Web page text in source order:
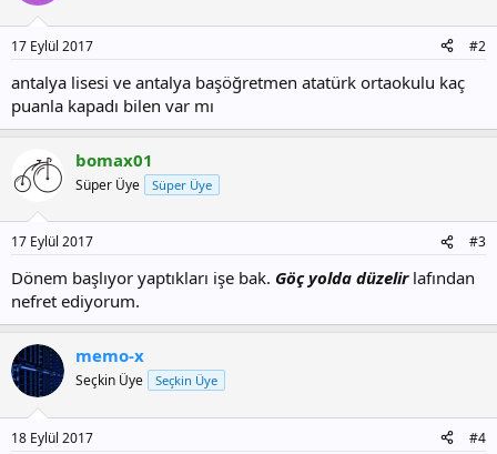
17 Eylül 2017 #2
antalya lisesi ve antalya başöğretmen atatürk ortaokulu kaç
puanla kapadı bilen var mı
bomax01
Süper Üye Süper Üye
17 Eylül 2017 #3
Dönem başlıyor yaptıkları işe bak. Göç yolda düzelirlafından
nefret ediyorum.
memo-x
Seçkin Üye Seçkin Üye
18 Eylül 2017 #4